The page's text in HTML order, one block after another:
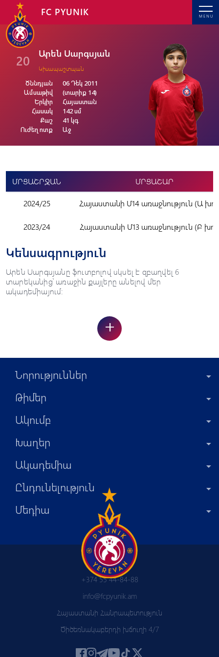
MENU
FC PYUNIK
20 Արեն Սարգսյան
Կիսապաշտպան
Ծննդյան
Ամսաթիվ
Երկիր
Հասակ
Քաշ
Ուժեղ ոտք
06 Դեկ 2011
(տարիք 14)
Հայաստան
142 սմ
41 կգ
Աջ
ՄՐՑԱՇՐՋԱՆ ՄՐՑԱՇԱՐ
2024/25 Հայաստանի Մ14 առաջնություն (Ա
2023/24 Հայաստանի Մ13 առաջնություն (Բ
Կենսագրություն
Արեն Սարգսյանը ֆուտբոլով սկսել է զբաղվել 6
տարեկանից՝ առաջին քայլերը անելով մեր
ակադեմիայում:
+
Նորություններ
Թիմեր
Ակումբ
Խաղեր
Ակադեմիա
Ընդունելություն
Մեդիա
+374 55 44-84-88
info@fcpyunik.am
Հայաստանի Հանրապետություն
Ծիծեռնակաբերդի խճուղի 4/7